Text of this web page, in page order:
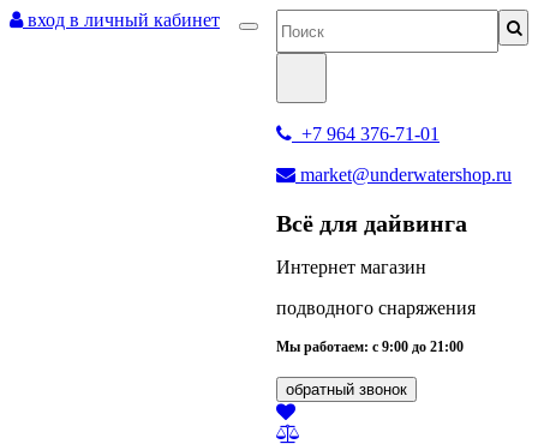
вход в личный кабинет
+7 964 376-71-01
market@underwatershop.ru
Всё для дайвинга
Интернет магазин
подводного снаряжения
Мы работаем: с 9:00 до 21:00
обратный звонок